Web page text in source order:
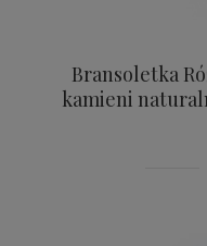
Bransoletka
kamieni